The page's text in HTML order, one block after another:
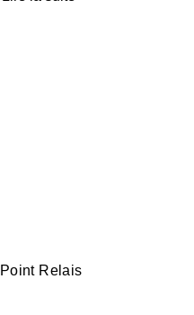
Relais